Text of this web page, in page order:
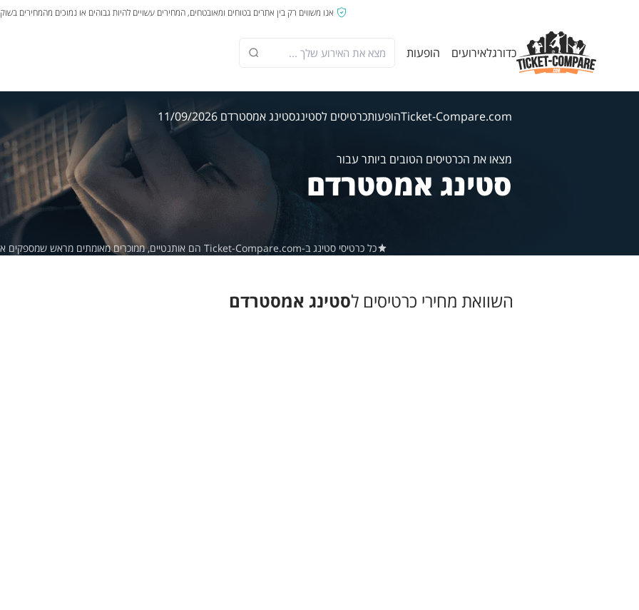
אנו משווים רק בין אתרים בטוחים ומאובטחים, המחירים עשויים להיות גבוהים או נמוכים מהמחירים
כדורגלאירועים הופעות
Ticket-Compare.comהופעותכרטיסים לסטינגסטינג אמסטרדם 11/09/2026
מצאו את הכרטיסים הטובים ביותר עבור
סטינג אמסטרדם
כל כרטיסי סטינג ב-Ticket-Compare.com הם אותנטיים, ממוכרים מאומתים מראש שמספקים אחריות של 100%.
השוואת מחירי כרטיסים לסטינג אמסטרדם